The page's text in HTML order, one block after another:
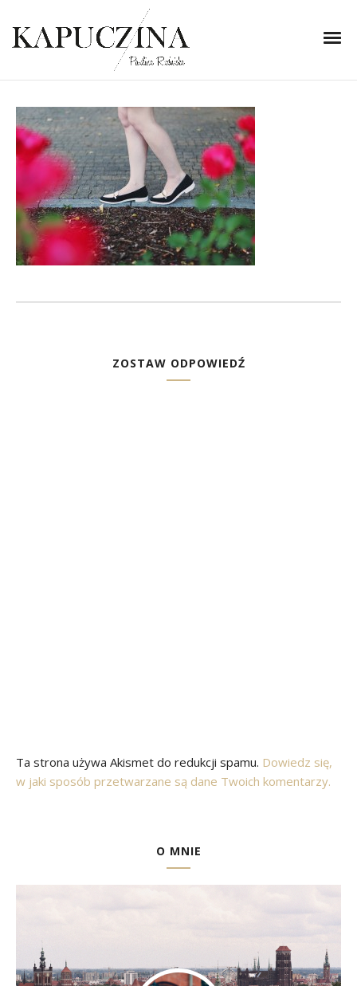
30 lipca 2014
IMG_6056
Written by
ZOSTAW ODPOWIEDŹ
Ta strona używa Akismet do redukcji spamu. Dowiedz się,
w jaki sposób przetwarzane są dane Twoich komentarzy.
O MNIE